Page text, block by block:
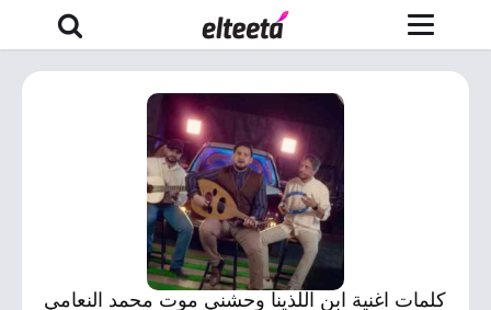
كلمات اغنية ابن اللذينا وحشني موت محمد النعامي